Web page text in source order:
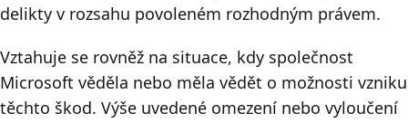
delikty v rozsahu povoleném rozhodným právem.
Vztahuje se rovněž na situace, kdy společnost
Microsoft věděla nebo měla vědět o možnosti vzniku
těchto škod. Výše uvedené omezení nebo vyloučení